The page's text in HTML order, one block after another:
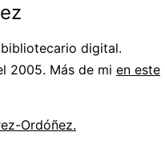
digital.
2005. Más de mi en este
Ordóñez.